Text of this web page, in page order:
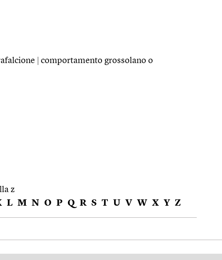
comportamento grossolano o
z
L M N O P Q R S T U V W X Y Z